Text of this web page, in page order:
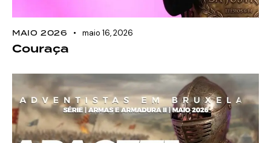
MAIO 2026 maio 16, 2026
Couraça